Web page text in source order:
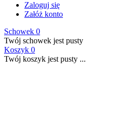
Zaloguj się
Załóż konto
Schowek 0
Twój schowek jest pusty
Koszyk 0
Twój koszyk jest pusty ...